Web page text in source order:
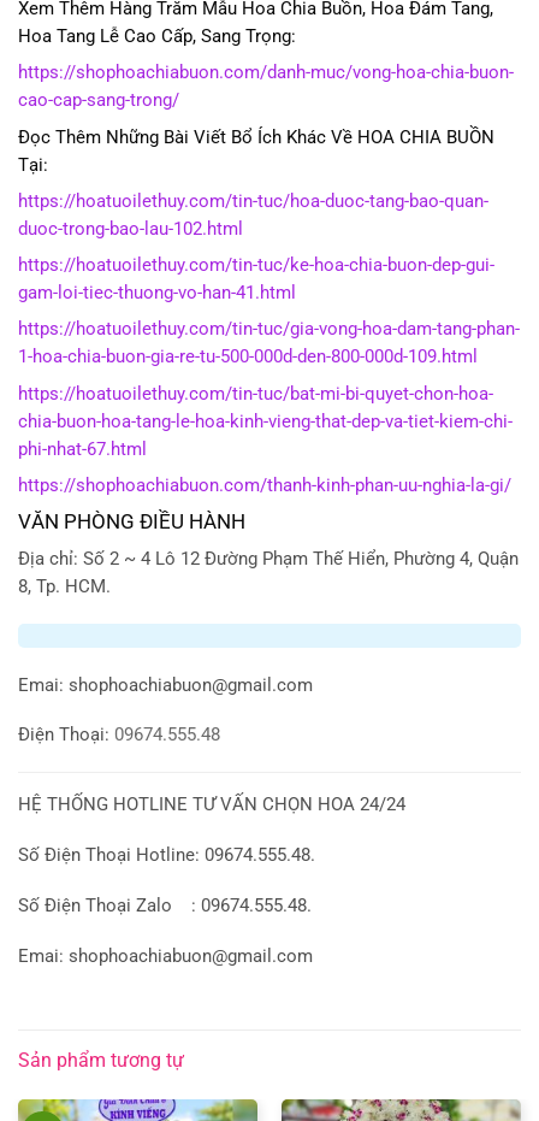
Xem Thêm Hàng Trăm Mẫu Hoa Chia Buồn, Hoa Đám Tang,
Hoa Tang Lễ Cao Cấp, Sang Trọng:
https://shophoachiabuon.com/danh-muc/vong-hoa-chia-buon-
cao-cap-sang-trong/
Đọc Thêm Những Bài Viết Bổ Ích Khác Về HOA CHIA BUỒN
Tại:
https://hoatuoilethuy.com/tin-tuc/hoa-duoc-tang-bao-quan-
duoc-trong-bao-lau-102.html
https://hoatuoilethuy.com/tin-tuc/ke-hoa-chia-buon-dep-gui-
gam-loi-tiec-thuong-vo-han-41.html
https://hoatuoilethuy.com/tin-tuc/gia-vong-hoa-dam-tang-phan-
1-hoa-chia-buon-gia-re-tu-500-000d-den-800-000d-109.html
https://hoatuoilethuy.com/tin-tuc/bat-mi-bi-quyet-chon-hoa-
chia-buon-hoa-tang-le-hoa-kinh-vieng-that-dep-va-tiet-kiem-chi-
phi-nhat-67.html
https://shophoachiabuon.com/thanh-kinh-phan-uu-nghia-la-gi/
VĂN PHÒNG ĐIỀU HÀNH
Địa chỉ: Số 2 ~ 4 Lô 12 Đường Phạm Thế Hiển, Phường 4, Quận
8, Tp. HCM.
Emai: shophoachiabuon@gmail.com
Điện Thoại: 09674.555.48
HỆ THỐNG HOTLINE TƯ VẤN CHỌN HOA 24/24
Số Điện Thoại Hotline: 09674.555.48.
Số Điện Thoại Zalo : 09674.555.48.
Emai: shophoachiabuon@gmail.com
Sản phẩm tương tự